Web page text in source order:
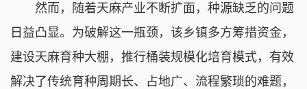
然而，随着天麻产业不断扩面，种源缺乏的问题
日益凸显。为破解这一瓶颈，该乡镇多方筹措资金，
建设天麻育种大棚，推行桶装规模化培育模式，有效
解决了传统育种周期长、占地广、流程繁琐的难题，